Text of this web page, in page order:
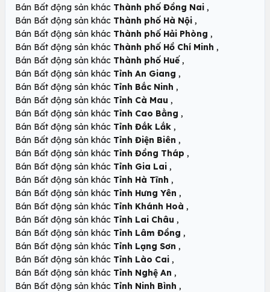
Bán Bất động sản khác Thành phố Đồng Nai ,
Bán Bất động sản khác Thành phố Hà Nội ,
Bán Bất động sản khác Thành phố Hải Phòng ,
Bán Bất động sản khác Thành phố Hồ Chí Minh ,
Bán Bất động sản khác Thành phố Huế ,
Bán Bất động sản khác Tỉnh An Giang ,
Bán Bất động sản khác Tỉnh Bắc Ninh ,
Bán Bất động sản khác Tỉnh Cà Mau ,
Bán Bất động sản khác Tỉnh Cao Bằng ,
Bán Bất động sản khác Tỉnh Đắk Lắk ,
Bán Bất động sản khác Tỉnh Điện Biên ,
Bán Bất động sản khác Tỉnh Đồng Tháp ,
Bán Bất động sản khác Tỉnh Gia Lai ,
Bán Bất động sản khác Tỉnh Hà Tĩnh ,
Bán Bất động sản khác Tỉnh Hưng Yên ,
Bán Bất động sản khác Tỉnh Khánh Hoà ,
Bán Bất động sản khác Tỉnh Lai Châu ,
Bán Bất động sản khác Tỉnh Lâm Đồng ,
Bán Bất động sản khác Tỉnh Lạng Sơn ,
Bán Bất động sản khác Tỉnh Lào Cai ,
Bán Bất động sản khác Tỉnh Nghệ An ,
Bán Bất động sản khác Tỉnh Ninh Bình ,